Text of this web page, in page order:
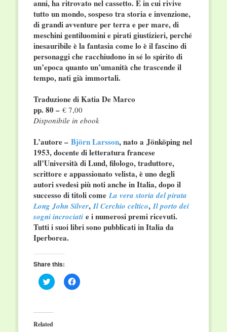
anni, ha ritrovato nel cassetto. E in cui rivive
tutto un mondo, sospeso tra storia e invenzione,
di grandi avventure per terra e per mare, di
meschini gentiluomini e pirati giustizieri, perché
inesauribile è la fantasia come lo è il fascino di
personaggi che racchiudono in sé lo spirito di
un’epoca quanto un’umanità che trascende il
tempo, nati già immortali.
Traduzione di Katia De Marco
pp. 80 – € 7,00
Disponibile in ebook
L’autore– Björn Larsson, nato a Jönköping nel
1953, docente di letteratura francese
all’Università di Lund, filologo, traduttore,
scrittore e appassionato velista, è uno degli
autori svedesi più noti anche in Italia, dopo il
successo di titoli comeLa vera storia del pirata
Long John Silver, Il Cerchio celtico,Il porto dei
sogni incrociati e i numerosi premi ricevuti.
Tutti i suoi libri sono pubblicati in Italia da
Iperborea.
Share this:
Click
to
(Opens
in
new
Click
to
Related